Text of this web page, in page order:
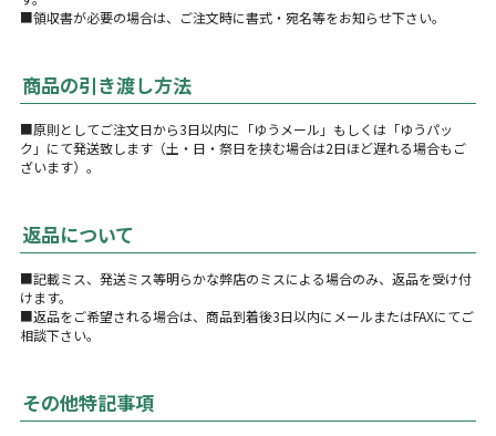
■領収書が必要の場合は、ご注文時に書式・宛名等をお知らせ下さい。
商品の引き渡し方法
■原則としてご注文日から3日以内に「ゆうメール」もしくは「ゆうパッ
ク」にて発送致します（土・日・祭日を挟む場合は2日ほど遅れる場合もご
ざいます）。
返品について
■記載ミス、発送ミス等明らかな弊店のミスによる場合のみ、返品を受け付
けます。
■返品をご希望される場合は、商品到着後3日以内にメールまたはFAXにてご
相談下さい。
その他特記事項